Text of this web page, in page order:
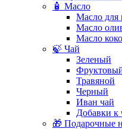
🧴 Масло
Масло для
Масло
Масло
🍃 Чай
Зеленый
Травяной
Черный
Иван чай
Добавки к
🎁 Подарочные